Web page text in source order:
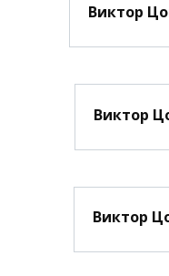
Виктор
Виктор
Виктор